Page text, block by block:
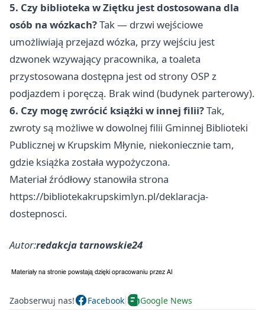
5. Czy biblioteka w Ziętku jest dostosowana dla
osób na wózkach?Tak — drzwi wejściowe
umożliwiają przejazd wózka, przy wejściu jest
dzwonek wzywający pracownika, a toaleta
przystosowana dostępna jest od strony OSP z
podjazdem i poręczą. Brak wind (budynek parterowy).
6. Czy mogę zwrócić książki w innej filii?Tak,
zwroty są możliwe w dowolnej filii Gminnej Biblioteki
Publicznej w Krupskim Młynie, niekoniecznie tam,
gdzie książka została wypożyczona.
Materiał źródłowy stanowiła strona
https://bibliotekakrupskimlyn.pl/deklaracja-
dostepnosci.
Autor:redakcja tarnowskie24
Zaobserwuj nas! Facebook Google News